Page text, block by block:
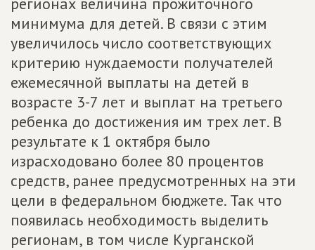
минимума для детей. В связи с этим
увеличилось число соответствующих
критерию нуждаемости получателей
ежемесячной выплаты на детей в
возрасте 3-7 лет и выплат на третьего
ребенка до достижения им трех лет. В
результате к 1 октября было
израсходовано более 80 процентов
средств, ранее предусмотренных на эти
цели в федеральном бюджете. Так что
появилась необходимость выделить
регионам, в том числе Курганской